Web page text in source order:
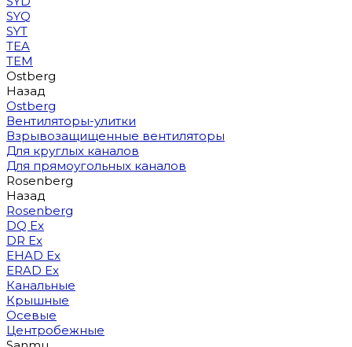
SYQ
SYT
TEA
TEM
Ostberg
Назад
Ostberg
Вентиляторы-улитки
Взрывозащищенные вентиляторы
Для круглых каналов
Для прямоугольных каналов
Rosenberg
Назад
Rosenberg
DQ Ex
DR Ex
EHAD Ex
ERAD Ex
Канальные
Крышные
Осевые
Центробежные